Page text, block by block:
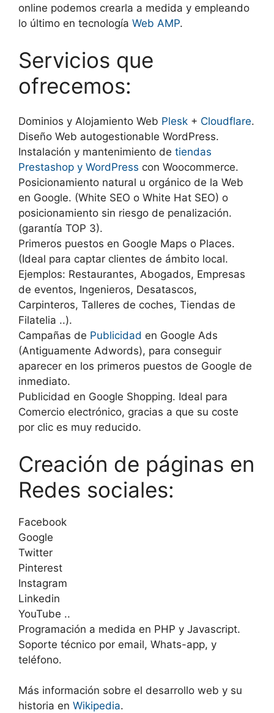
online podemos crearla a medida y empleando
lo último en tecnología Web AMP.
Servicios que
ofrecemos:
Dominios y Alojamiento Web Plesk + Cloudflare.
Diseño Web autogestionable WordPress.
Instalación y mantenimiento de tiendas
Prestashop y WordPress con Woocommerce.
Posicionamiento natural u orgánico de la Web
en Google. (White SEO o White Hat SEO) o
posicionamiento sin riesgo de penalización.
(garantía TOP 3).
Primeros puestos en Google Maps o Places.
(Ideal para captar clientes de ámbito local.
Ejemplos: Restaurantes, Abogados, Empresas
de eventos, Ingenieros, Desatascos,
Carpinteros, Talleres de coches, Tiendas de
Filatelia ..).
Campañas de Publicidad en Google Ads
(Antiguamente Adwords), para conseguir
aparecer en los primeros puestos de Google de
inmediato.
Publicidad en Google Shopping. Ideal para
Comercio electrónico, gracias a que su coste
por clic es muy reducido.
Creación de páginas en
Redes sociales:
Facebook
Google
Twitter
Pinterest
Instagram
Linkedin
YouTube ..
Programación a medida en PHP y Javascript.
Soporte técnico por email, Whats-app, y
teléfono.
Más información sobre el desarrollo web y su
historia en Wikipedia.